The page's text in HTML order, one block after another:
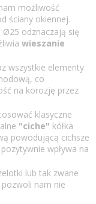
możliwość
ściany okiennej.
Ø25 odznaczają się
wieszanie
wszystkie elementy
co
na korozję przez
klasyczne
"ciche" kółka
powodującą cichsze
wpływa na
lub tak zwane
nam nie